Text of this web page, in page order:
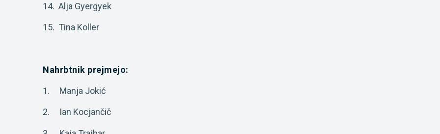
14. Alja Gyergyek
15. Tina Koller
Nahrbtnik prejmejo:
1. Manja Jokić
2. Ian Kocjančič